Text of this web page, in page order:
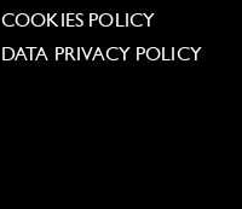
COOKIES POLICY
DATA PRIVACY POLICY